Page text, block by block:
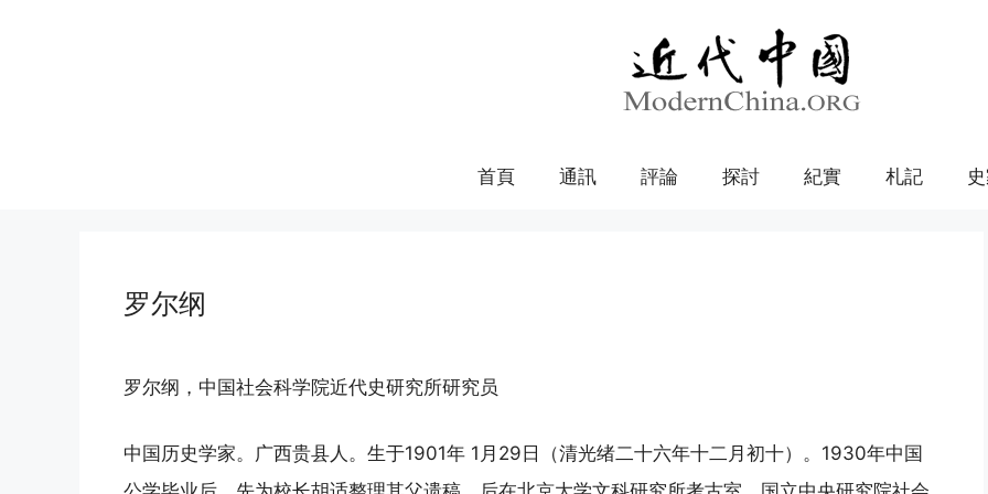
首頁 通訊 評論 探討 紀實 札記
罗尔纲
罗尔纲，中国社会科学院近代史研究所研究员
中国历史学家。广西贵县人。生于1901年 1月29日（清光绪二十六年十二月初十）。1930年中国